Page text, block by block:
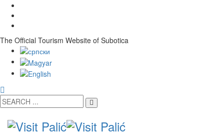
The Official Tourism Website of Subotica